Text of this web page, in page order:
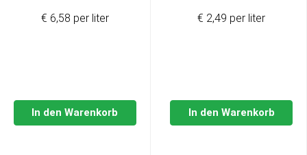
In den Warenkorb
€ 6,58 per liter
In den Warenkorb
€ 2,49 per liter